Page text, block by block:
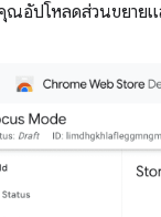
ณอัปโหลดส่วนขยาย